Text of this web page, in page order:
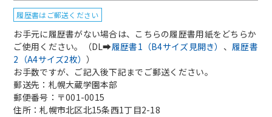
履歴書はご郵送ください
お手元に履歴書がない場合は、こちらの履歴書用紙をどちらか
ご使用ください。（DL➡履歴書1（B4サイズ見開き） 、 履歴書
2（A4サイズ2枚））
お手数ですが、ご記入後下記までご郵送ください。
郵送先：札幌大蔵学園本部
郵便番号：〒001-0015
住所：札幌市北区北15条西1丁目2-18